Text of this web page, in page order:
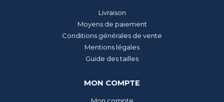
Livraison
Moyens de paiement
Conditions générales de vente
Mentions légales
Guide des tailles
MON COMPTE